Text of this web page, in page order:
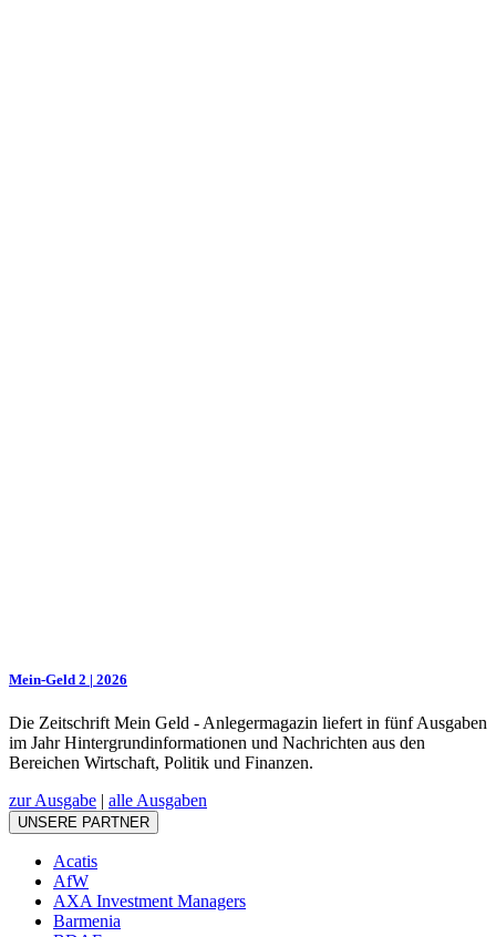
Mein-Geld 2 | 2026
Die Zeitschrift Mein Geld - Anlegermagazin liefert in fünf Ausgaben
im Jahr Hintergrundinformationen und Nachrichten aus den
Bereichen Wirtschaft, Politik und Finanzen.
zur Ausgabe | alle Ausgaben
UNSERE PARTNER
Acatis
AfW
AXA Investment Managers
Barmenia